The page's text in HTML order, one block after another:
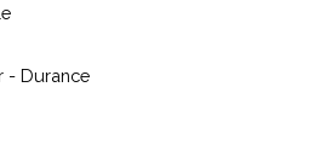
- Durance